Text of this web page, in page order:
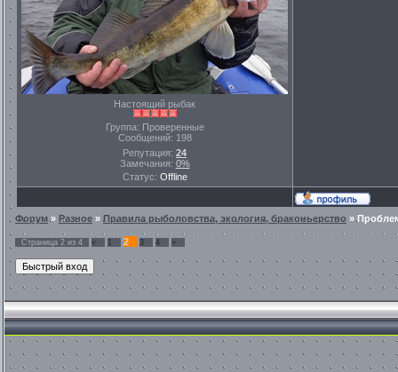
Настоящий рыбак
Группа: Проверенные
Сообщений: 198
Репутация: 24
Замечания: 0%
Статус: Offline
Форум» Разное » Правила рыболовства, экология, браконьерство »
Страница 2 из 4 « 1 2 3 4 »